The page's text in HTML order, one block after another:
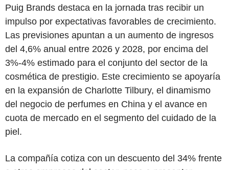
Puig Brands destaca en la jornada tras recibir un
impulso por expectativas favorables de crecimiento.
Las previsiones apuntan a un aumento de ingresos
del 4,6% anual entre 2026 y 2028, por encima del
3%-4% estimado para el conjunto del sector de la
cosmética de prestigio. Este crecimiento se apoyaría
en la expansión de Charlotte Tilbury, el dinamismo
del negocio de perfumes en China y el avance en
cuota de mercado en el segmento del cuidado de la
piel.
La compañía cotiza con un descuento del 34% frente